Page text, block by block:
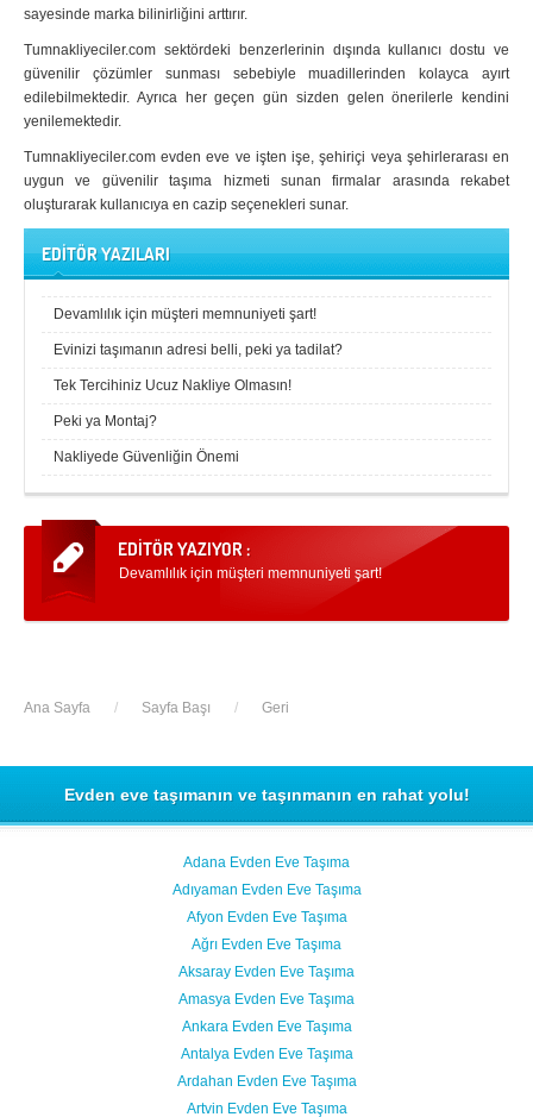
Denizli Diyarbakır
Düzce
Elazığ Erzincan
Erzurum Eskişehir
Gaziantep Giresun
Hatay Iğdır
İzmir K.Maraş
Karabük
Kars Kastamonu
Kayseri Kırıkkale
Kırklareli Kırşehir
Kilis
Mersin
Muğla Muş
Osmaniye
Sakarya
Siirt
Şırnak
Tokat
sayesinde marka bilinirliğini arttırır.
Tumnakliyeciler.com sektördeki benzerlerinin dışında kullanıcı dostu ve
güvenilir çözümler sunması sebebiyle muadillerinden kolayca ayırt
edilebilmektedir. Ayrıca her geçen gün sizden gelen önerilerle kendini
yenilemektedir.
Tumnakliyeciler.com evden eve ve işten işe, şehiriçi veya şehirlerarası en
uygun ve güvenilir taşıma hizmeti sunan firmalar arasında rekabet
oluşturarak kullanıcıya en cazip seçenekleri sunar.
EDİTÖR YAZILARI
Devamlılık için müşteri memnuniyeti şart!
Evinizi taşımanın adresi belli, peki ya tadilat?
Tek Tercihiniz Ucuz Nakliye Olmasın!
Peki ya Montaj?
Nakliyede Güvenliğin Önemi
Devamlılık için müşteri memnuniyeti şart!
Ana Sayfa / Sayfa Başı / Geri
Evden eve taşımanın ve taşınmanın en rahat yolu!
Adana Evden Eve Taşıma
Adıyaman Evden Eve Taşıma
Afyon Evden Eve Taşıma
Ağrı Evden Eve Taşıma
Aksaray Evden Eve Taşıma
Amasya Evden Eve Taşıma
Ankara Evden Eve Taşıma
Antalya Evden Eve Taşıma
Ardahan Evden Eve Taşıma
Artvin Evden Eve Taşıma